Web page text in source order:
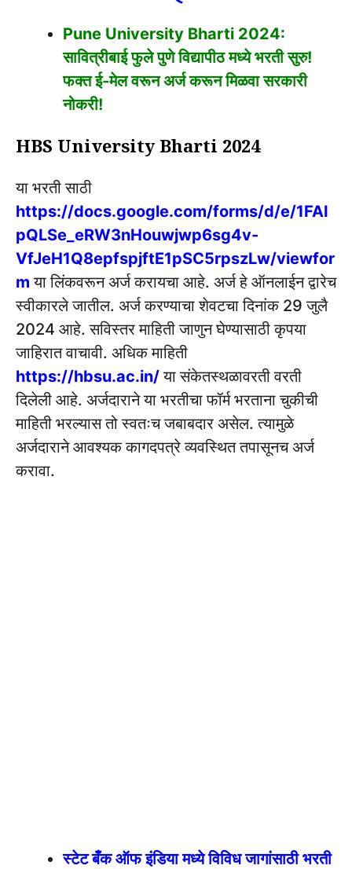
Pune University Bharti 2024:
सावित्रीबाई फुले पुणे विद्यापीठ मध्ये भरती सुरु!
फक्त ई-मेल वरून अर्ज करून मिळवा सरकारी
नोकरी!
HBS University Bharti 2024
या भरती साठी
https://docs.google.com/forms/d/e/1FAI
pQLSe_eRW3nHouwjwp6sg4v-
VfJeH1Q8epfspjftE1pSC5rpszLw/viewfor
m या लिंकवरून अर्ज करायचा आहे. अर्ज हे ऑनलाईन द्वारेच
स्वीकारले जातील. अर्ज करण्याचा शेवटचा दिनांक 29 जुलै
2024 आहे. सविस्तर माहिती जाणुन घेण्यासाठी कृपया
जाहिरात वाचावी. अधिक माहिती
https://hbsu.ac.in/या संकेतस्थळावरती वरती
दिलेली आहे. अर्जदाराने या भरतीचा फॉर्म भरताना चुकीची
माहिती भरल्यास तो स्वतःच जबाबदार असेल. त्यामुळे
अर्जदाराने आवश्यक कागदपत्रे व्यवस्थित तपासूनच अर्ज
करावा.
स्टेट बँक ऑफ इंडिया मध्ये विविध जागांसाठी भरती